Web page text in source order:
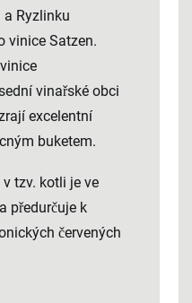
Ryzlinku
vinice Satzen.
vinařské obci
excelentní
buketem.
tzv. kotli je ve
předurčuje k
červených